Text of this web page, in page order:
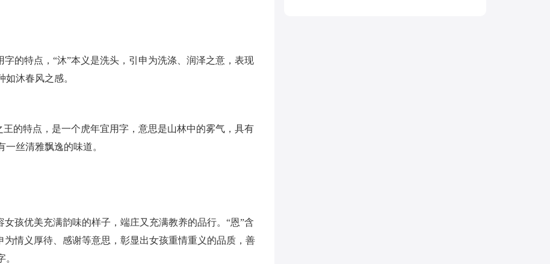
的特点，“沐”本义是洗头，引申为洗涤、润泽之意，表现
沐春风之感。
王的特点，是一个虎年宜用字，意思是山林中的雾气，具有
丝清雅飘逸的味道。
孩优美充满韵味的样子，端庄又充满教养的品行。“恩”含
为情义厚待、感谢等意思，彰显出女孩重情重义的品质，善